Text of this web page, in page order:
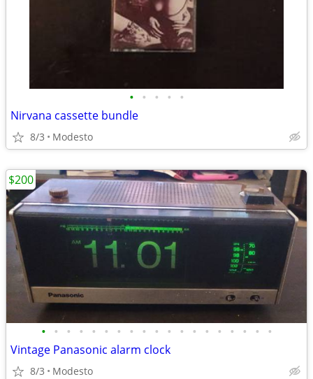
• • • • •
Nirvana cassette bundle
8/3 Modesto
• • • • • • • • • • • • • • • • • • •
Vintage Panasonic alarm clock
8/3 Modesto
$200